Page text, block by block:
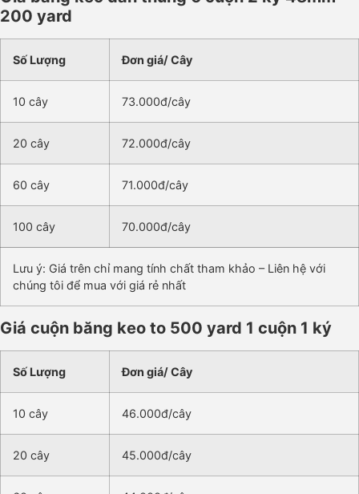
200 yard
Số Lượng Đơn giá/ Cây
10 cây 73.000đ/cây
20 cây 72.000đ/cây
60 cây 71.000đ/cây
100 cây 70.000đ/cây
Lưu ý: Giá trên chỉ mang tính chất tham khảo – Liên hệ với
chúng tôi để mua với giá rẻ nhất
Giá cuộn băng keo to 500 yard 1 cuộn 1 ký
Số Lượng Đơn giá/ Cây
10 cây 46.000đ/cây
20 cây 45.000đ/cây